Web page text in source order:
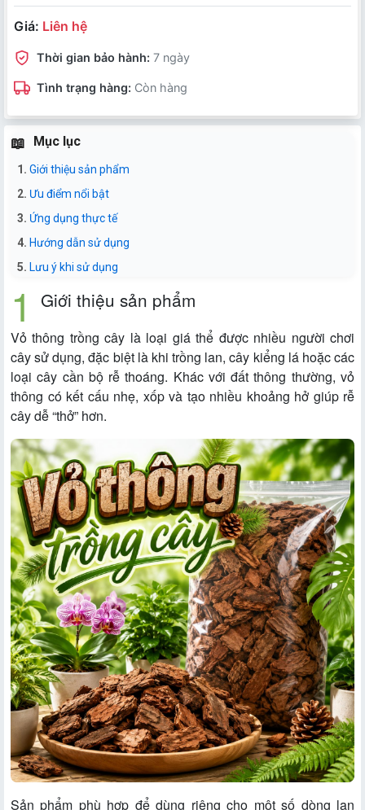
Giá: Liên hệ
Thời gian bảo hành: 7 ngày
Tình trạng hàng: Còn hàng
Mục lục
Giới thiệu sản phẩm
Ưu điểm nổi bật
Ứng dụng thực tế
Hướng dẫn sử dụng
Lưu ý khi sử dụng
Giới thiệu sản phẩm
Vỏ thông trồng cây là loại giá thể được nhiều người chơi
cây sử dụng, đặc biệt là khi trồng lan, cây kiểng lá hoặc các
loại cây cần bộ rễ thoáng. Khác với đất thông thường, vỏ
thông có kết cấu nhẹ, xốp và tạo nhiều khoảng hở giúp rễ
cây dễ “thở” hơn.
Sản phẩm phù hợp để dùng riêng cho một số dòng lan